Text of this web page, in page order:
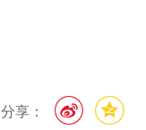
分享：